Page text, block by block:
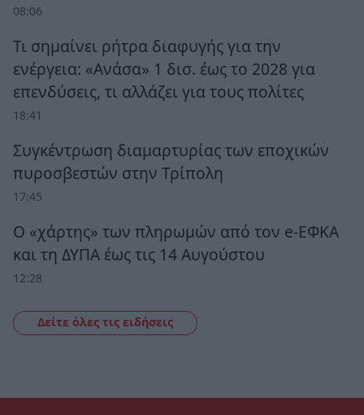
08:06
Τι σημαίνει ρήτρα διαφυγής για την
ενέργεια: «Ανάσα» 1 δισ. έως το 2028 για
επενδύσεις, τι αλλάζει για τους πολίτες
18:41
Συγκέντρωση διαμαρτυρίας των εποχικών
πυροσβεστών στην Τρίπολη
17:45
Ο «χάρτης» των πληρωμών από τον e-ΕΦΚΑ
και τη ΔΥΠΑ έως τις 14 Αυγούστου
12:28
Δείτε όλες τις ειδήσεις